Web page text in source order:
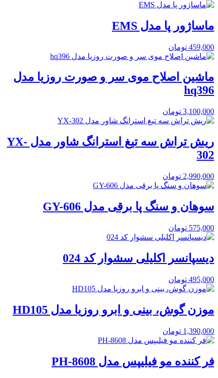
ماساژور پا مدل EMS
459,000 تومان
ماشین اصلاح موی سر و صورت روزیا مدل
hq396
3,100,000 تومان
ریش تراش سه تیغ استرانگ شاور مدل YX-
302
2,990,000 تومان
سوهان و سنگ پا برقی مدل GY-606
575,000 تومان
دیسپانسر اکلیلی سشوار کد 024
495,000 تومان
موزن گوش، بینی و ابرو روزیا مدل HD105
1,390,000 تومان
فر کننده مو فیلیپس مدل PH-8608